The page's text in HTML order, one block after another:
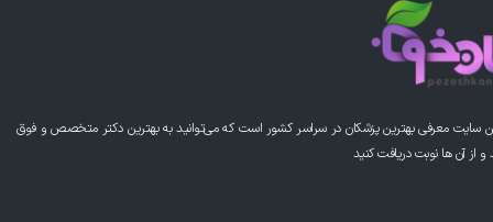
سایت معرفی بهترین پزشکان در سراسر کشور است که می‌توانید به بهترین دکتر متخصص و فوق
آن ها نوبت دریافت کنید